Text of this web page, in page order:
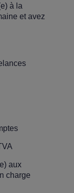
à la
et avez
aux
charge